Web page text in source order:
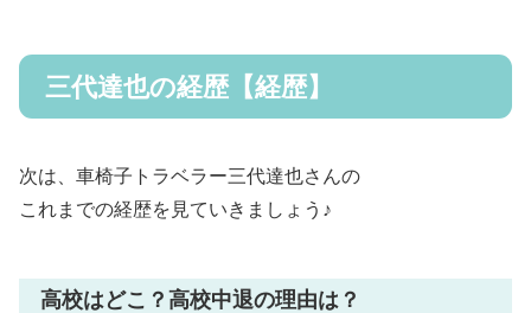
三代達也の経歴【経歴】
次は、車椅子トラベラー三代達也さんの
これまでの経歴を見ていきましょう♪
高校はどこ？高校中退の理由は？